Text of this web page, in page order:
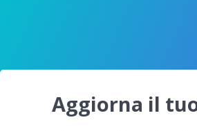
Aggiorna il